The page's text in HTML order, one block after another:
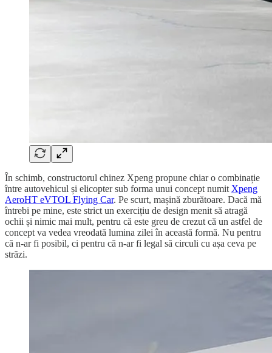
În schimb, constructorul chinez Xpeng propune chiar o combinație
între autovehicul și elicopter sub forma unui concept numit Xpeng
AeroHT eVTOL Flying Car. Pe scurt, mașină zburătoare. Dacă mă
întrebi pe mine, este strict un exercițiu de design menit să atragă
ochii și nimic mai mult, pentru că este greu de crezut că un astfel de
concept va vedea vreodată lumina zilei în această formă. Nu pentru
că n-ar fi posibil, ci pentru că n-ar fi legal să circuli cu așa ceva pe
străzi.